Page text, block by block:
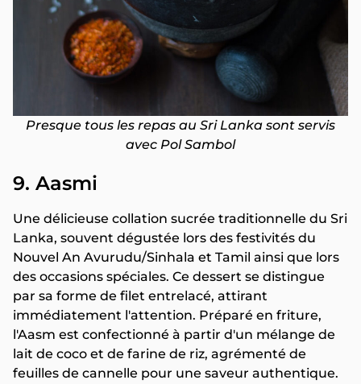
Presque tous les repas au Sri Lanka sont servis
avec Pol Sambol
9. Aasmi
Une délicieuse collation sucrée traditionnelle du Sri
Lanka, souvent dégustée lors des festivités du
Nouvel An Avurudu/Sinhala et Tamil ainsi que lors
des occasions spéciales. Ce dessert se distingue
par sa forme de filet entrelacé, attirant
immédiatement l'attention. Préparé en friture,
l'Aasm est confectionné à partir d'un mélange de
lait de coco et de farine de riz, agrémenté de
feuilles de cannelle pour une saveur authentique.